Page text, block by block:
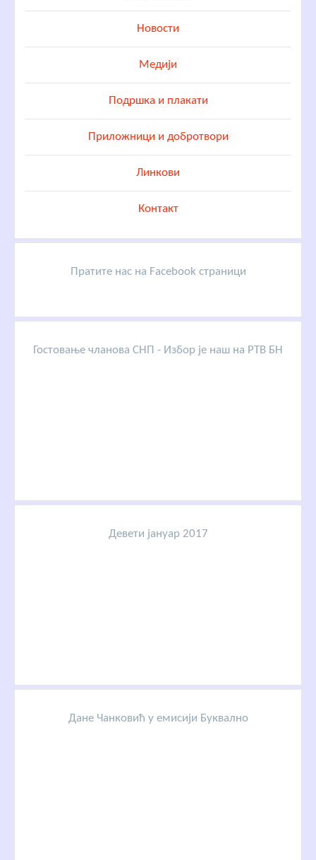
Новости
Медији
Подршка и плакати
Приложници и добротвори
Линкови
Контакт
Пратите нас на Facebook страници
Гостовање чланова СНП - Избор је наш на РТВ БН
Девети јануар 2017
Дане Чанковић у емисији Буквално